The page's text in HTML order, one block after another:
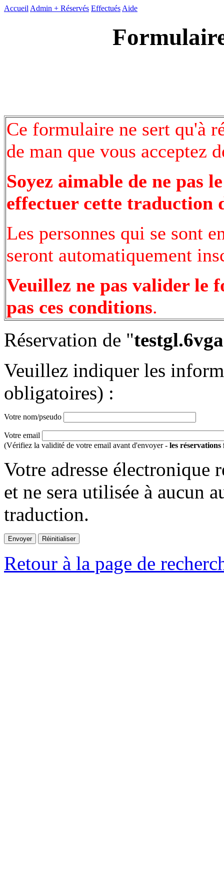
Accueil Admin + Réservés Effectués Aide
Ce formulaire ne sert qu'à
de man que vous acceptez
Soyez aimable de ne pas
effectuer cette traduction
Les personnes qui se sont
seront automatiquement
Veuillez ne pas valider le
pas ces conditions.
Réservation de "testgl.6vga
Veuillez indiquer les
obligatoires) :
Votre nom/pseudo
Votre email
(Vérifiez la validité de votre email avant d'envoyer - les réservations
Votre adresse électronique
et ne sera utilisée à aucun
traduction.
Retour à la page de